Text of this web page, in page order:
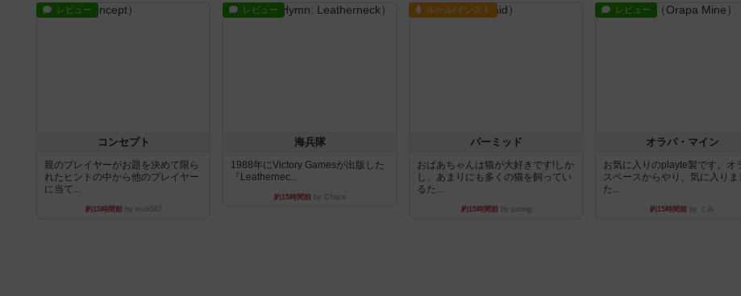
レビュー
コンセプト
親のプレイヤーがお題を決めて限ら
れたヒントの中から他のプレイヤー
に当て...
約15時間前by mob567
レビュー
海兵隊
1988年にVictory Gamesが出版した
『Leathernec...
約15時間前by Chaco
ルール/インスト
パーミッド
おばあちゃんは猫が大好きです!しか
し、あまりにも多くの猫を飼ってい
るた...
約15時間前by jurong
レビュー
オラパ・マイン
お気に入りのplayte製です。オ
スペースからやり、気に入りま
た...
約15時間前 by くみ